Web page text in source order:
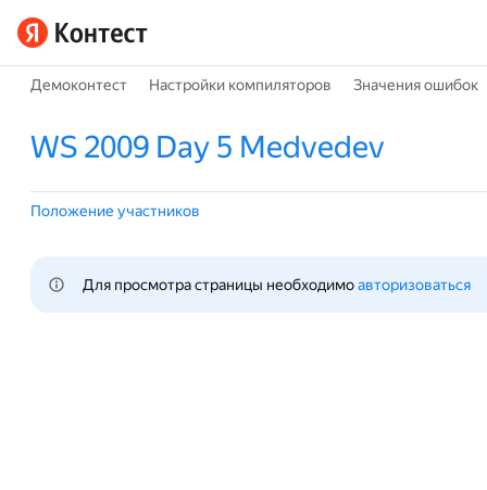
Демоконтест Настройки компиляторов Значения ошибок
WS 2009 Day 5 Medvedev
Положение участников
Для просмотра страницы необходимо авторизоваться